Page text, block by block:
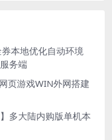
本地优化自动环境
务端
页游戏WIN外网搭建
多大陆内购版单机本